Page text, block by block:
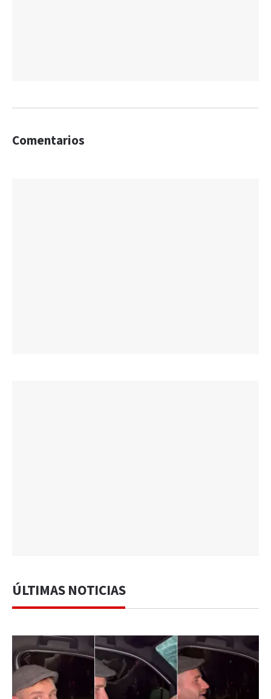
Comentarios
ÚLTIMAS NOTICIAS